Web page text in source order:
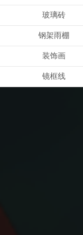
玻璃砖
钢架雨棚
装饰画
镜框线